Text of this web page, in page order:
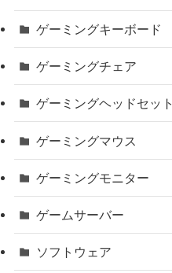
ゲーミングキーボード
ゲーミングチェア
ゲーミングヘッドセット
ゲーミングマウス
ゲーミングモニター
ゲームサーバー
ソフトウェア